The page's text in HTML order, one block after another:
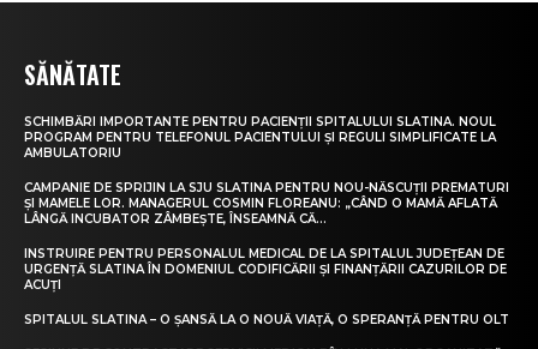
SĂNĂTATE
SCHIMBĂRI IMPORTANTE PENTRU PACIENȚII SPITALULUI SLATINA. NOUL
PROGRAM PENTRU TELEFONUL PACIENTULUI ȘI REGULI SIMPLIFICATE LA
AMBULATORIU
CAMPANIE DE SPRIJIN LA SJU SLATINA PENTRU NOU-NĂSCUȚII PREMATURI
ȘI MAMELE LOR. MANAGERUL COSMIN FLOREANU: „CÂND O MAMĂ AFLATĂ
LÂNGĂ INCUBATOR ZÂMBEȘTE, ÎNSEAMNĂ CĂ...
INSTRUIRE PENTRU PERSONALUL MEDICAL DE LA SPITALUL JUDEȚEAN DE
URGENȚĂ SLATINA ÎN DOMENIUL CODIFICĂRII ȘI FINANȚĂRII CAZURILOR DE
ACUȚI
SPITALUL SLATINA – O ȘANSĂ LA O NOUĂ VIAȚĂ, O SPERANȚĂ PENTRU OLT